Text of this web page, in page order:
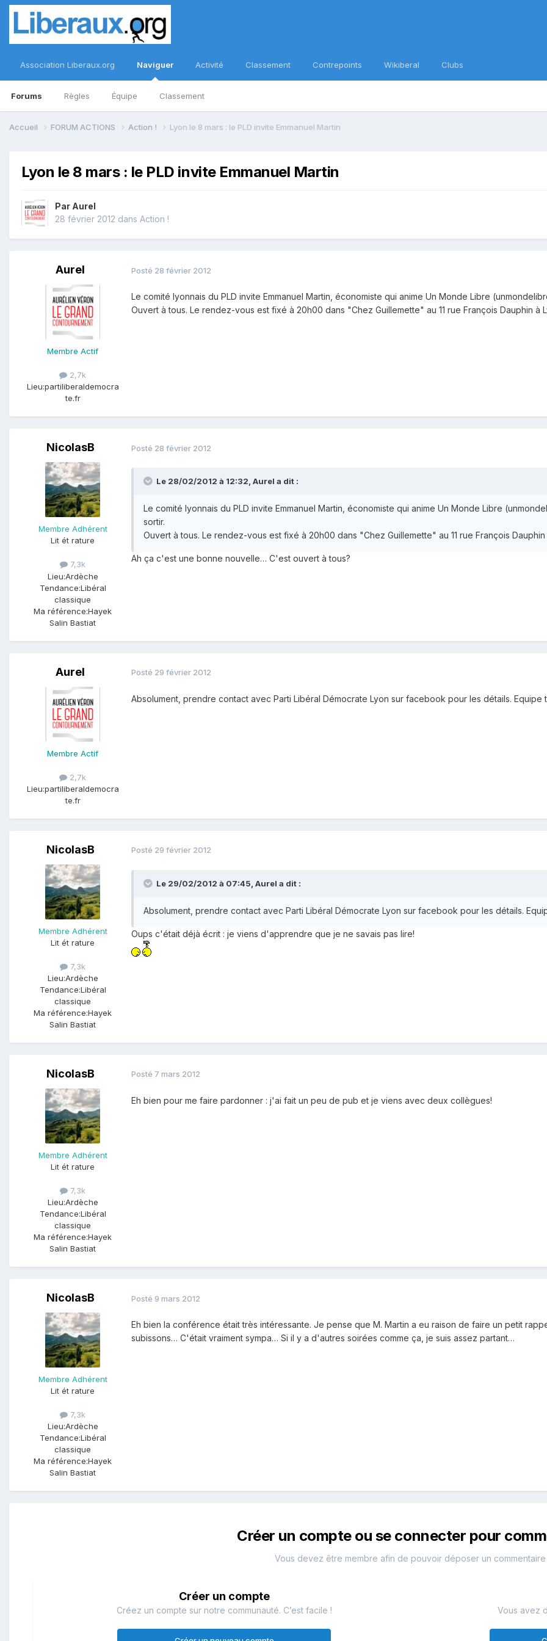
Association Liberaux.org Naviguer
Forums Règles Équipe Classement
Activité Classement Contrepoints Wikiberal Clubs
Accueil FORUM ACTIONS Action ! Lyon le 8 mars : le PLD invite Emmanuel Martin
Lyon le 8 mars : le PLD invite Emmanuel Martin
Par Aurel
28 février 2012 dans Action !
Aurel
Membre Actif
2,7k
Lieu:partiliberaldemocra
te.fr
Posté 28 février 2012
Le comité lyonnais du PLD invite Emmanuel Martin, économiste qui anime Un Monde Libre
Ouvert à tous. Le rendez-vous est fixé à 20h00 dans "Chez Guillemette" au 11 rue François Dauphin à
NicolasB
Membre Adhérent
Lit ét rature
7,3k
Lieu:Ardèche
Tendance:Libéral
classique
Ma référence:Hayek
Salin Bastiat
Posté 28 février 2012
Le 28/02/2012 à 12:32, Aurel a dit :
Le comité lyonnais du PLD invite Emmanuel Martin, économiste qui anime Un Monde Libre
sortir.
Ouvert à tous. Le rendez-vous est fixé à 20h00 dans "Chez Guillemette" au 11 rue François Dauphin
Ah ça c'est une bonne nouvelle… C'est ouvert à tous?
Aurel
Membre Actif
2,7k
Lieu:partiliberaldemocra
te.fr
Posté 29 février 2012
Absolument, prendre contact avec Parti Libéral Démocrate Lyon sur facebook pour les détails. Equipe
NicolasB
Membre Adhérent
Lit ét rature
7,3k
Lieu:Ardèche
Tendance:Libéral
classique
Ma référence:Hayek
Salin Bastiat
Posté 29 février 2012
Le 29/02/2012 à 07:45, Aurel a dit :
Absolument, prendre contact avec Parti Libéral Démocrate Lyon sur facebook pour les détails.
Oups c'était déjà écrit : je viens d'apprendre que je ne savais pas lire!
NicolasB
Membre Adhérent
Lit ét rature
7,3k
Lieu:Ardèche
Tendance:Libéral
classique
Ma référence:Hayek
Salin Bastiat
Posté 7 mars 2012
Eh bien pour me faire pardonner : j'ai fait un peu de pub et je viens avec deux collègues!
NicolasB
Membre Adhérent
Lit ét rature
7,3k
Lieu:Ardèche
Tendance:Libéral
classique
Ma référence:Hayek
Salin Bastiat
Posté 9 mars 2012
Eh bien la conférence était très intéressante. Je pense que M. Martin a eu raison de faire un petit
subissons… C'était vraiment sympa… Si il y a d'autres soirées comme ça, je suis assez partant…
Créer un compte ou se connecter pour
Vous devez être membre afin de pouvoir déposer un commentaire
Créer un compte
Créez un compte sur notre communauté. C’est facile ! Vous avez